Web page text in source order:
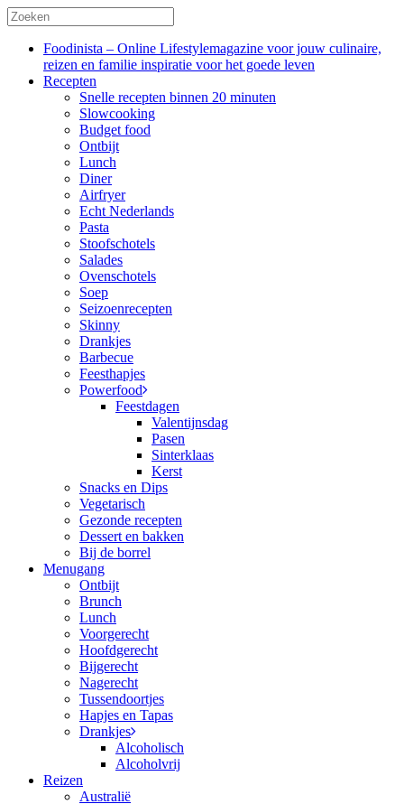
Foodinista – Online Lifestylemagazine voor jouw culinaire,
reizen en familie inspiratie voor het goede leven
Recepten
Snelle recepten binnen 20 minuten
Slowcooking
Budget food
Ontbijt
Lunch
Diner
Airfryer
Echt Nederlands
Pasta
Stoofschotels
Salades
Ovenschotels
Soep
Seizoenrecepten
Skinny
Drankjes
Barbecue
Feesthapjes
Powerfood
Feestdagen
Valentijnsdag
Pasen
Sinterklaas
Kerst
Snacks en Dips
Vegetarisch
Gezonde recepten
Dessert en bakken
Bij de borrel
Menugang
Ontbijt
Brunch
Lunch
Voorgerecht
Hoofdgerecht
Bijgerecht
Nagerecht
Tussendoortjes
Hapjes en Tapas
Drankjes
Alcoholisch
Alcoholvrij
Reizen
Australië